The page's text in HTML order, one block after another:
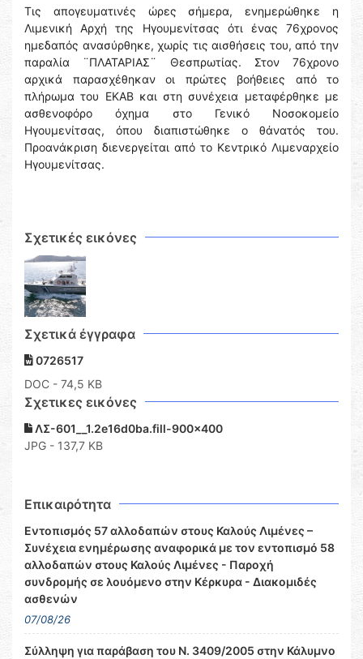
Τις απογευματινές ώρες σήμερα, ενημερώθηκε η
Λιμενική Αρχή της Ηγουμενίτσας ότι ένας 76χρονος
ημεδαπός ανασύρθηκε, χωρίς τις αισθήσεις του, από την
παραλία ¨ΠΛΑΤΑΡΙΑΣ¨ Θεσπρωτίας. Στον 76χρονο
αρχικά παρασχέθηκαν οι πρώτες βοήθειες από το
πλήρωμα του ΕΚΑΒ και στη συνέχεια μεταφέρθηκε με
ασθενοφόρο όχημα στο Γενικό Νοσοκομείο
Ηγουμενίτσας, όπου διαπιστώθηκε ο θάνατός του.
Προανάκριση διενεργείται από το Κεντρικό Λιμεναρχείο
Ηγουμενίτσας.
Σχετικές εικόνες
Σχετικά έγγραφα
0726517
DOC - 74,5 KB
Σχετικες εικόνες
ΛΣ-601__1.2e16d0ba.fill-900x400
JPG - 137,7 KB
Επικαιρότητα
Εντοπισμός 57 αλλοδαπών στους Καλούς Λιμένες –
Συνέχεια ενημέρωσης αναφορικά με τον εντοπισμό 58
αλλοδαπών στους Καλούς Λιμένες - Παροχή
συνδρομής σε λουόμενο στην Κέρκυρα - Διακομιδές
ασθενών
07/08/26
Σύλληψη για παράβαση του Ν. 3409/2005 στην Κάλυμνο